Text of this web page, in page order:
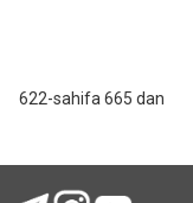
622-sahifa 665 dan